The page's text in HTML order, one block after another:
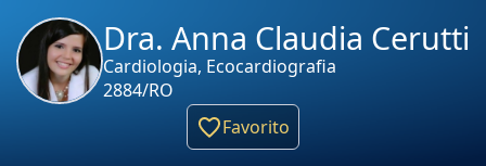
Dra. Anna Claudia Cerutti
Cardiologia, Ecocardiografia
2884/RO
Favorito